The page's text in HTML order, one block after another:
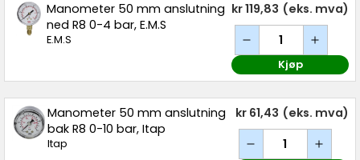
Manometer 50 mm anslutning
ned R8 0-4 bar, E.M.S
E.M.S
kr 119,83 (eks. mva)
Kjøp
Manometer 50 mm anslutning
bak R8 0-10 bar, Itap
Itap
kr 61,43 (eks. mva)